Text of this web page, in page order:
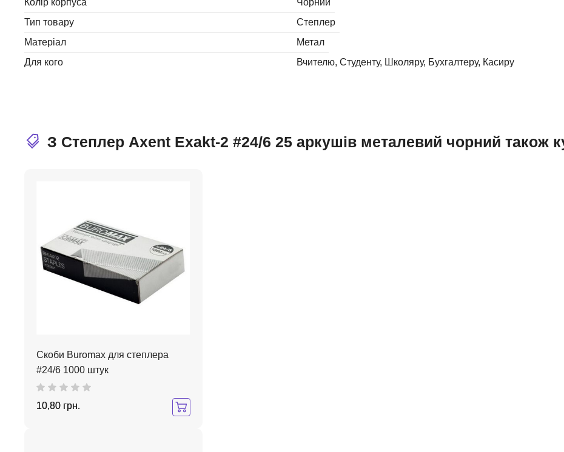
Колір корпуса
Чорний
Тип товару
Степлер
Матеріал
Метал
Для кого
Вчителю Студенту Школяру Бухгалтеру Касиру
З Степлер Axent Exakt-2 #24/6 25 аркушів металевий чорний також
Скоби Buromax для степлера
#24/6 1000 штук
10,80 грн.